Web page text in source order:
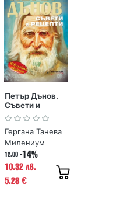
Петър Дънов.
Съвети и
рецепти
Гергана Танева
Милениум
12.00 -14%
10.32 лв.
5.28€